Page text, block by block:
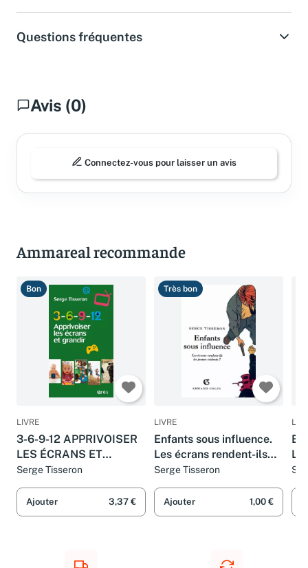
Questions fréquentes
Avis (0)
Connectez-vous pour laisser un avis
Ammareal recommande
Bon
LIVRE
3-6-9-12 APPRIVOISER
LES ÉCRANS ET
GRANDIR
Serge Tisseron
Ajouter 3,37 €
Très bon
LIVRE
Enfants sous influence.
Les écrans rendent-ils
les jeunes violents ?
Serge Tisseron
Ajouter 1,00 €